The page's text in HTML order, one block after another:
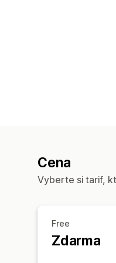
Cena
Vyberte si tarif,
Free
Zdarma